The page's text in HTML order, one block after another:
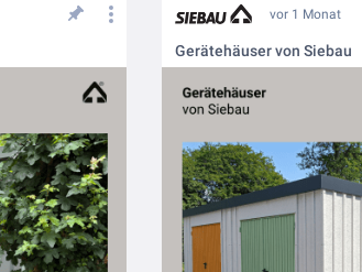
vor 1 Monat
Gerätehäuser von Siebau